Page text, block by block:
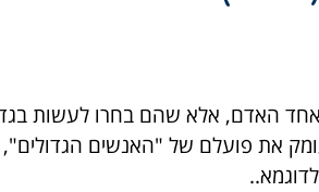
האדם, אלא שהם בחרו לעשות
את פועלם של "האנשים